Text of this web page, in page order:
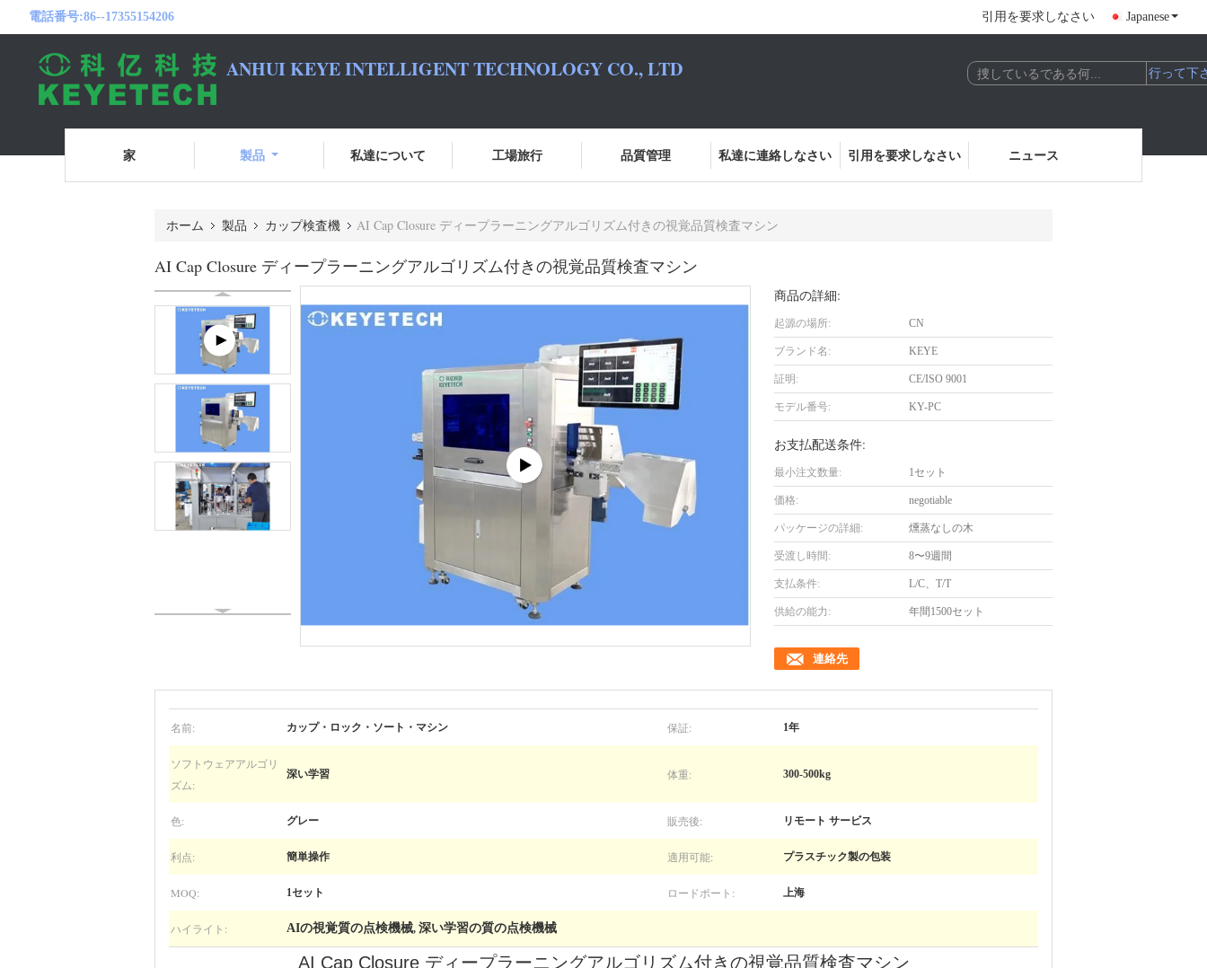
電話番号:86--17355154206 引用を要求しなさい Japanese
ANHUI KEYE INTELLIGENT TECHNOLOGY CO., LTD
家 製品 私達について 工場旅行 品質管理 私達に連絡しなさい 引用を要求しなさい ニュース
ホーム 製品 カップ検査機 AI Cap Closure ディープラーニングアルゴリズム付きの視覚品質検査マシン
AI Cap Closure ディープラーニングアルゴリズム付きの視覚品質検査マシン
商品の詳細:
起源の場所: CN
ブランド名: KEYE
証明: CE/ISO 9001
モデル番号: KY-PC
お支払配送条件:
最小注文数量: 1セット
価格: negotiable
パッケージの詳細: 燻蒸なしの木
受渡し時間: 8〜9週間
支払条件: L/C、T/T
供給の能力: 年間1500セット
連絡先
名前: カップ・ロック・ソート・マシン 保証: 1年
ソフトウェアアルゴリ
ズム:
深い学習 体重: 300-500kg
色: グレー 販売後: リモート サービス
利点: 簡単操作 適用可能: プラスチック製の包装
MOQ: 1セット ロードポート: 上海
ハイライト: AIの視覚質の点検機械, 深い学習の質の点検機械
AI Cap Closure ディープラーニングアルゴリズム付きの視覚品質検査マシン